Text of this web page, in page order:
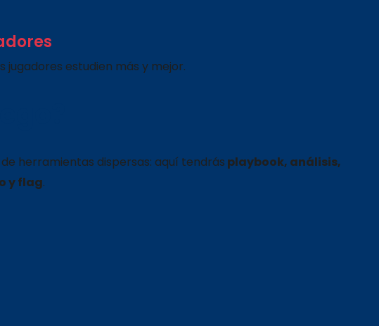
estudien más y mejor.
herramientas dispersas: aquí tendrás playbook, análisis,
y flag.